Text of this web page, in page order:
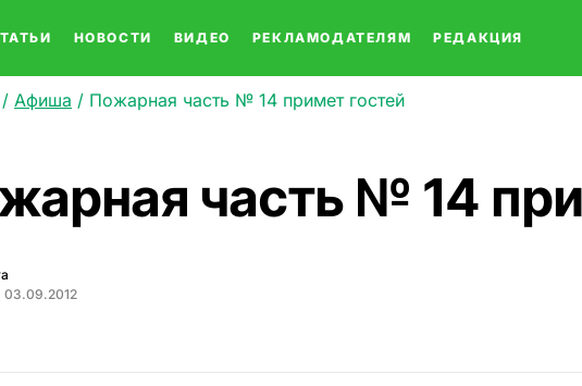
НОВОСТИ ВИДЕО РЕКЛАМОДАТЕЛЯМ РЕДАКЦИЯ
/ Афиша / Пожарная часть № 14 примет гостей
часть № 14
03.09.2012